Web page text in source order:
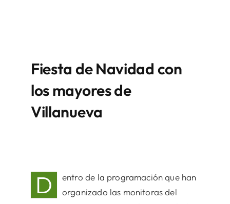
Fiesta de Navidad con
los mayores de
Villanueva
D
entro de la programación que han
organizado las monitoras del